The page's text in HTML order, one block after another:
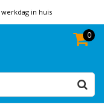
in huis
0